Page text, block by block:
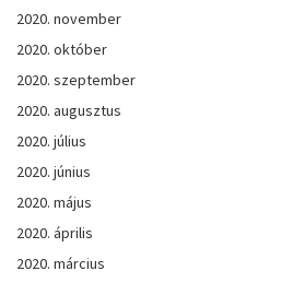
2020. november
2020. október
2020. szeptember
2020. augusztus
2020. július
2020. június
2020. május
2020. április
2020. március